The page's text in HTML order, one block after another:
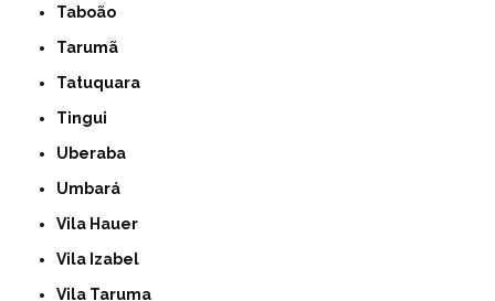
Taboão
Tarumã
Tatuquara
Tingui
Uberaba
Umbará
Vila Hauer
Vila Izabel
Vila Taruma